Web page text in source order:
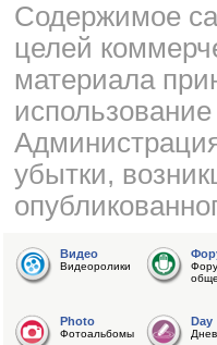
Cодержимое
целей
материала
убытки,
Видео
Видеоролики
Photo
Фотоальбомы
Day